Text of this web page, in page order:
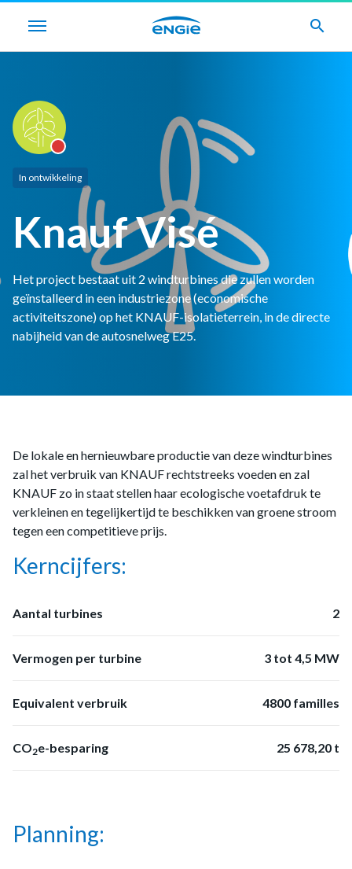
search
In ontwikkeling
Knauf Visé
Het project bestaat uit 2 windturbines die zullen worden
geïnstalleerd in een industriezone (economische
activiteitszone) op het KNAUF-isolatieterrein, in de directe
nabijheid van de autosnelweg E25.
De lokale en hernieuwbare productie van deze windturbines
zal het verbruik van KNAUF rechtstreeks voeden en zal
KNAUF zo in staat stellen haar ecologische voetafdruk te
verkleinen en tegelijkertijd te beschikken van groene stroom
tegen een competitieve prijs.
Kerncijfers:
Aantal turbines 2
Vermogen per turbine 3 tot 4,5 MW
Equivalent verbruik 4800 familles
CO2e-besparing 25 678,20 t
Planning: